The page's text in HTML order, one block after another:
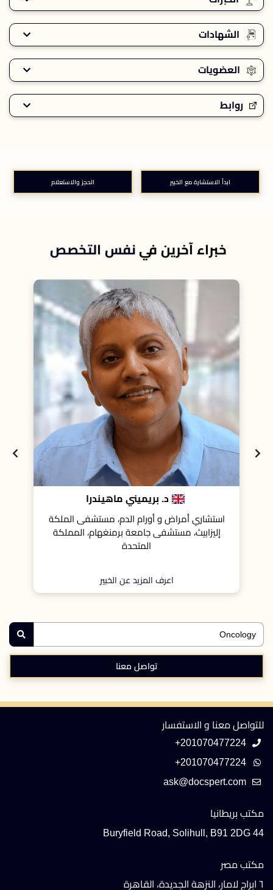
الشهادات
العضويات
روابط
ابدأ الاستشارة مع الخبير الحجز والاستعلام
خبراء آخرين في نفس التخصص
و أورام الدم، مستشفى الملكة
جامعة برمنغهام، المملكة
المدير الطبي في معهد
والطب الجزيئي التطبيقي،
تواصل معنا
للتواصل معنا و الاستفسار
+201070477224
+201070477224
مكتب بريطانيا
44 Buryfield Road, Solihull, B91 2DG
مكتب مصر
٦ ابراج لامار، النزهة الجديدة، القاهرة